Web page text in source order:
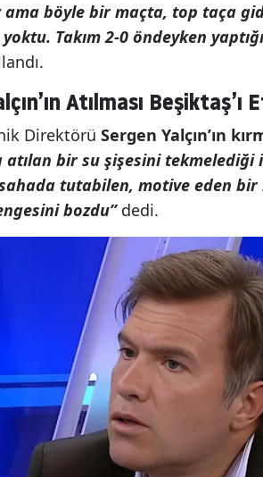
ama böyle bir maçta, top taça
Takım 2-0 öndeyken
Atılması Beşiktaş’ı
Direktörü Sergen Yalçın’ın
atılan bir su şişesini tekmelediği
sahada tutabilen, motive eden
bozdu”dedi.